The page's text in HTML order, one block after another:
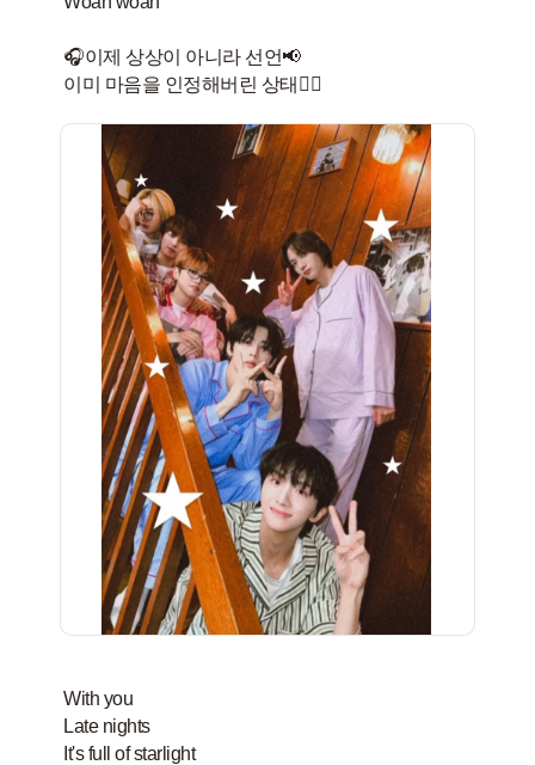
🎧이제 상상이 아니라 선언📢
With you
Late nights
It's full of starlight